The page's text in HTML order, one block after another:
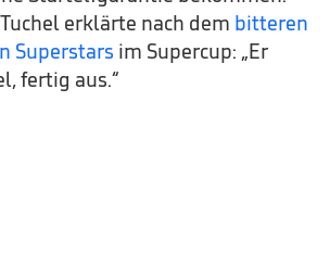
erklärte nach dem bitteren
Superstars im Supercup: „Er
fertig aus.“